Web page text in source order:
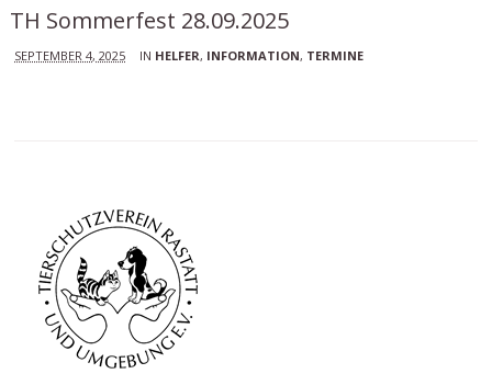
TH Sommerfest 28.09.2025
SEPTEMBER 4, 2025 IN HELFER, INFORMATION, TERMINE